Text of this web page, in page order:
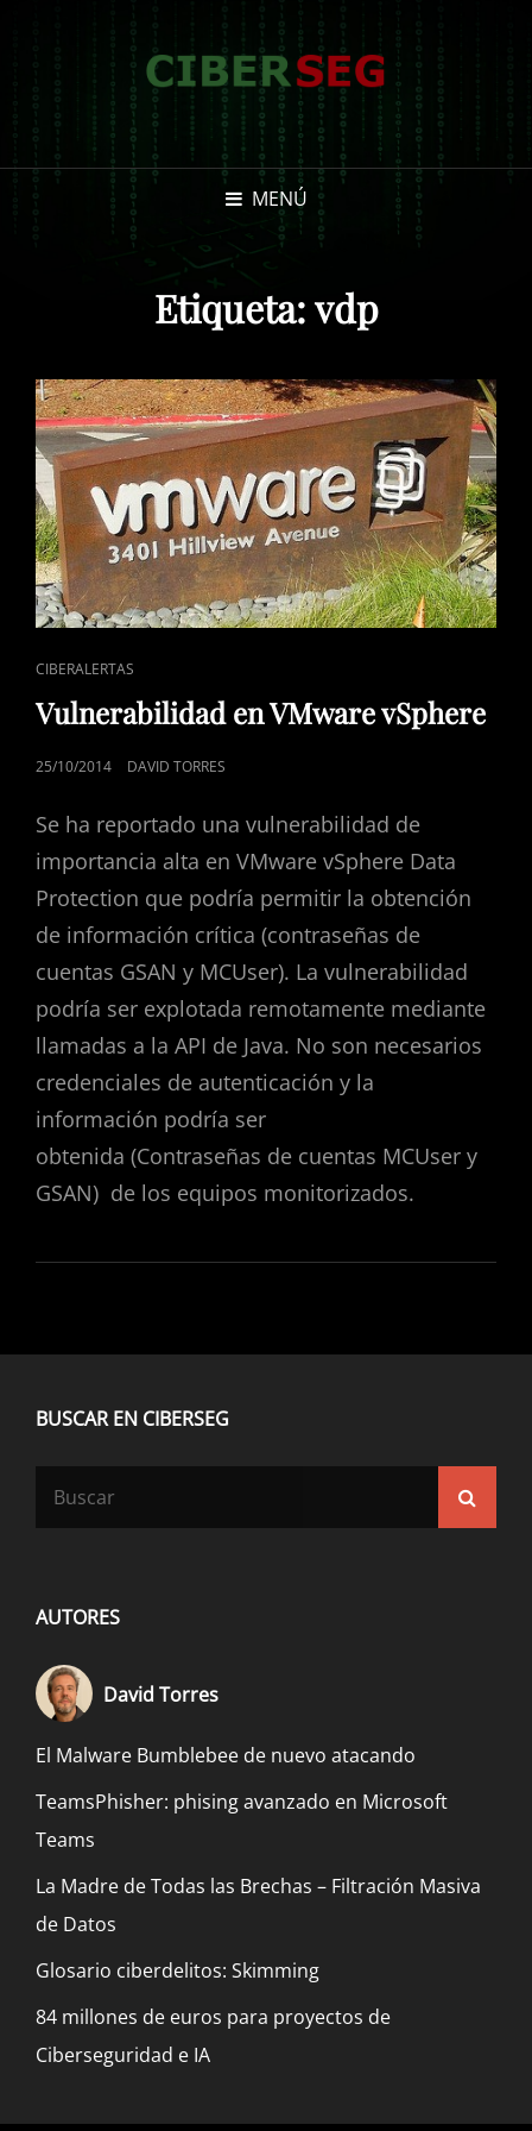
MENÚ
Etiqueta:vdp
ENLACES
DE
CATEGORÍAS
CIBERALERTAS
Vulnerabilidad en VMware vSphere
PUBLICADO
25/10/2014 DAVID TORRES
Se ha reportado una vulnerabilidad de
importancia alta en VMware vSphere Data
Protection que podría permitir la obtención
de información crítica (contraseñas de
cuentas GSAN y MCUser). La vulnerabilidad
podría ser explotada remotamente mediante
llamadas a la API de Java. No son necesarios
credenciales de autenticación y la
información podría ser
obtenida (Contraseñas de cuentas MCUser y
GSAN) de los equipos monitorizados.
BUSCAR EN CIBERSEG
AUTORES
David Torres
El Malware Bumblebee de nuevo atacando
TeamsPhisher: phising avanzado en Microsoft
Teams
La Madre de Todas las Brechas – Filtración Masiva
de Datos
Glosario ciberdelitos: Skimming
84 millones de euros para proyectos de
Ciberseguridad e IA